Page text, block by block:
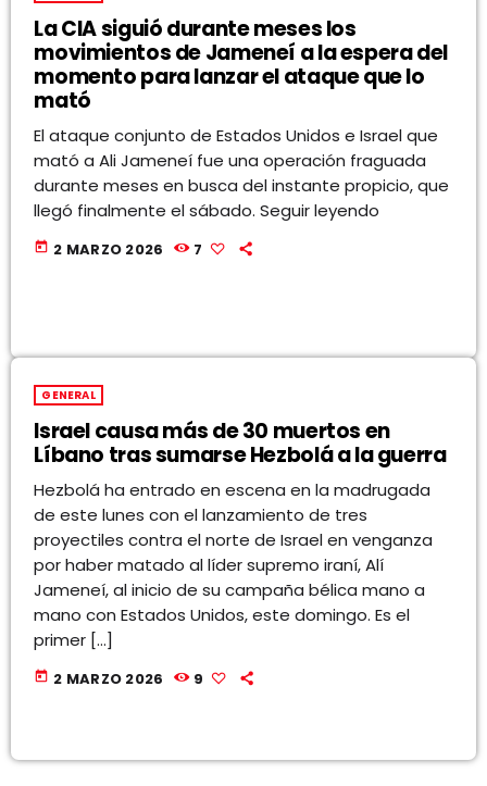
La CIA siguió durante meses los
movimientos de Jameneí a la espera del
momento para lanzar el ataque que lo
mató
El ataque conjunto de Estados Unidos e Israel que
mató a Ali Jameneí fue una operación fraguada
durante meses en busca del instante propicio, que
llegó finalmente el sábado. Seguir leyendo
today 2 MARZO 2026 7
GENERAL
Israel causa más de 30 muertos en
Líbano tras sumarse Hezbolá a la guerra
Hezbolá ha entrado en escena en la madrugada
de este lunes con el lanzamiento de tres
proyectiles contra el norte de Israel en venganza
por haber matado al líder supremo iraní, Alí
Jameneí, al inicio de su campaña bélica mano a
mano con Estados Unidos, este domingo. Es el
primer […]
today 2 MARZO 2026 9